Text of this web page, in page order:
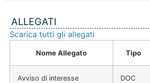
ALLEGATI
Scarica tutti gli allegati
Nome Allegato Tipo
Avviso di interesse DOC